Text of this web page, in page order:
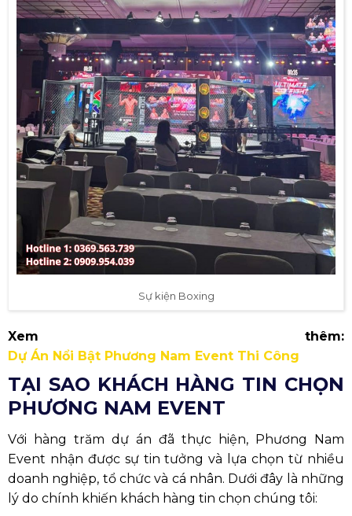
Sự kiện Boxing
Xem thêm:
Dự Án Nổi Bật Phương Nam Event Thi Công
TẠI SAO KHÁCH HÀNG TIN CHỌN
PHƯƠNG NAM EVENT
Với hàng trăm dự án đã thực hiện, Phương Nam
Event nhận được sự tin tưởng và lựa chọn từ nhiều
doanh nghiệp, tổ chức và cá nhân. Dưới đây là những
lý do chính khiến khách hàng tin chọn chúng tôi: